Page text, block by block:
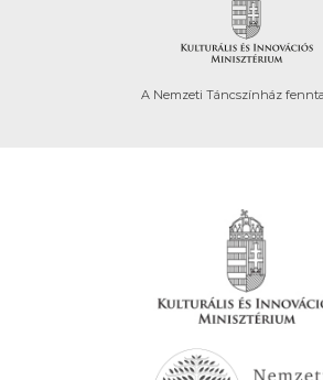
A Nemzeti Táncszínház